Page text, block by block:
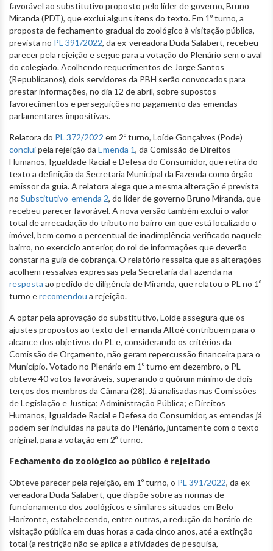
favorável ao substitutivo proposto pelo líder de governo, Bruno
Miranda (PDT), que exclui alguns itens do texto. Em 1º turno, a
proposta de fechamento gradual do zoológico à visitação pública,
prevista no PL 391/2022, da ex-vereadora Duda Salabert, recebeu
parecer pela rejeição e segue para a votação do Plenário sem o aval
do colegiado. Acolhendo requerimentos de Jorge Santos
(Republicanos), dois servidores da PBH serão convocados para
prestar informações, no dia 12 de abril, sobre supostos
favorecimentos e perseguições no pagamento das emendas
parlamentares impositivas.
Relatora do PL 372/2022 em 2º turno, Loíde Gonçalves (Pode)
concluipela rejeição da Emenda 1, da Comissão de Direitos
Humanos, Igualdade Racial e Defesa do Consumidor, que retira do
texto a definição da Secretaria Municipal da Fazenda como órgão
emissor da guia. A relatora alega que a mesma alteração é prevista
no Substitutivo-emenda 2, do líder de governo Bruno Miranda, que
recebeu parecer favorável. A nova versão também exclui o valor
total de arrecadação do tributo no bairro em que está localizado o
imóvel, bem como o percentual de inadimplência verificado naquele
bairro, no exercício anterior, do rol de informações que deverão
constar na guia de cobrança. O relatório ressalta que as alterações
acolhem ressalvas expressas pela Secretaria da Fazenda na
resposta ao pedido de diligência de Miranda, que relatou o PL no 1º
turno erecomendou a rejeição.
A optar pela aprovação do substitutivo, Loíde assegura que os
ajustes propostos ao texto de Fernanda Altoé contribuem para o
alcance dos objetivos do PL e, considerando os critérios da
Comissão de Orçamento, não geram repercussão financeira para o
Município. Votado no Plenário em 1º turno em dezembro, o PL
obteve 40 votos favoráveis, superando o quórum mínimo de dois
terços dos membros da Câmara (28). Já analisadas nas Comissões
de Legislação e Justiça; Administração Pública; e Direitos
Humanos, Igualdade Racial e Defesa do Consumidor, as emendas já
podem ser incluídas na pauta do Plenário, juntamente com o texto
original, para a votação em 2º turno.
Fechamento do zoológico ao público é rejeitado
Obteve parecer pela rejeição, em 1º turno, o PL 391/2022, da ex-
vereadora Duda Salabert, que dispõe sobre as normas de
funcionamento dos zoológicos e similares situados em Belo
Horizonte, estabelecendo, entre outras, a redução do horário de
visitação pública em duas horas a cada cinco anos, até a extinção
total (a restrição não se aplica a atividades de pesquisa,